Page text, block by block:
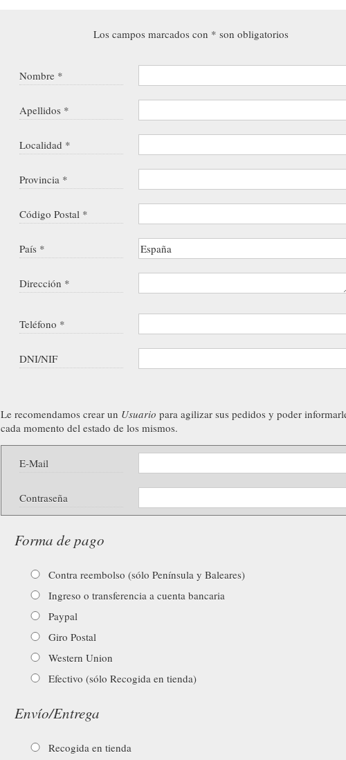
Los campos marcados con * son obligatorios
Nombre *
Apellidos *
Localidad *
Provincia *
Código Postal *
País *
Dirección *
Teléfono *
DNI/NIF
Le recomendamos crear un Usuario para agilizar sus pedidos y poder
cada momento del estado de los mismos.
E-Mail
Contraseña
Forma de pago
Contra reembolso (sólo Península y Baleares)
Ingreso o transferencia a cuenta bancaria
Paypal
Giro Postal
Western Union
Efectivo (sólo Recogida en tienda)
Envío/Entrega
Recogida en tienda